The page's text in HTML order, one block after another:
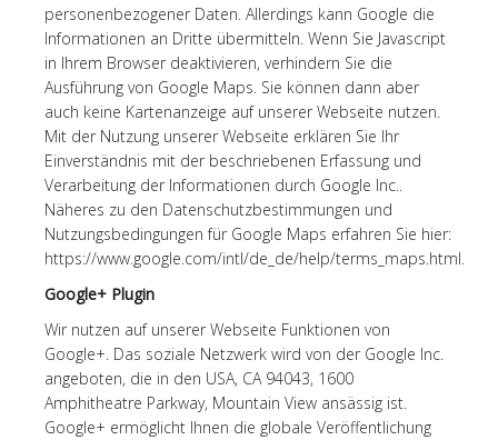
personenbezogener Daten. Allerdings kann Google die
Informationen an Dritte übermitteln. Wenn Sie Javascript
in Ihrem Browser deaktivieren, verhindern Sie die
Ausführung von Google Maps. Sie können dann aber
auch keine Kartenanzeige auf unserer Webseite nutzen.
Mit der Nutzung unserer Webseite erklären Sie Ihr
Einverständnis mit der beschriebenen Erfassung und
Verarbeitung der Informationen durch Google Inc..
Näheres zu den Datenschutzbestimmungen und
Nutzungsbedingungen für Google Maps erfahren Sie hier:
https://www.google.com/intl/de_de/help/terms_maps.html.
Google+ Plugin
Wir nutzen auf unserer Webseite Funktionen von
Google+. Das soziale Netzwerk wird von der Google Inc.
angeboten, die in den USA, CA 94043, 1600
Amphitheatre Parkway, Mountain View ansässig ist.
Google+ ermöglicht Ihnen die globale Veröffentlichung